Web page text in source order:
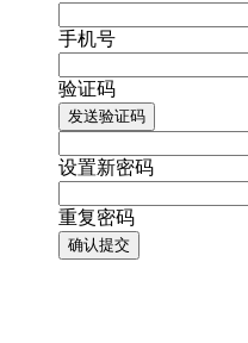
手机号
验证码
发送验证码
设置新密码
重复密码
确认提交